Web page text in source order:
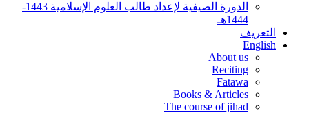
الدورة الصيفية لإعداد طالب العلوم الإسلامية 1443-
1444هـ
التعريف
English
About us
Reciting
Fatawa
Books & Articles
The course of jihad